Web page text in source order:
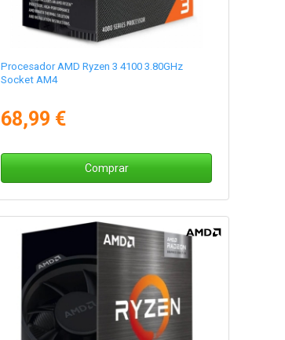
Procesador AMD Ryzen 3 4100 3.80GHz
Socket AM4
68,99 €
Comprar